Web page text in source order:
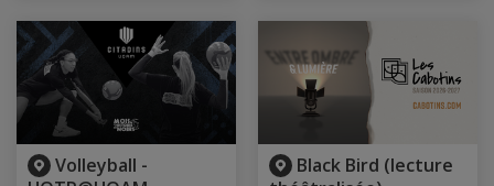
Volleyball -
Black Bird (lecture